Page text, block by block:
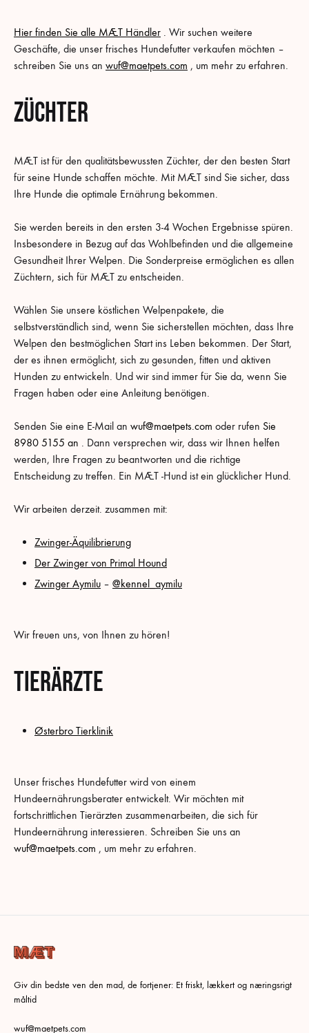
Hier finden Sie alle MÆT Händler . Wir suchen weitere
Geschäfte, die unser frisches Hundefutter verkaufen möchten –
schreiben Sie uns an wuf@maetpets.com , um mehr zu erfahren.
Züchter
MÆT ist für den qualitätsbewussten Züchter, der den besten Start
für seine Hunde schaffen möchte. Mit MÆT sind Sie sicher, dass
Ihre Hunde die optimale Ernährung bekommen.
Sie werden bereits in den ersten 3-4 Wochen Ergebnisse spüren.
Insbesondere in Bezug auf das Wohlbefinden und die allgemeine
Gesundheit Ihrer Welpen. Die Sonderpreise ermöglichen es allen
Züchtern, sich für MÆT zu entscheiden.
Wählen Sie unsere köstlichen Welpenpakete, die
selbstverständlich sind, wenn Sie sicherstellen möchten, dass Ihre
Welpen den bestmöglichen Start ins Leben bekommen. Der Start,
der es ihnen ermöglicht, sich zu gesunden, fitten und aktiven
Hunden zu entwickeln. Und wir sind immer für Sie da, wenn Sie
Fragen haben oder eine Anleitung benötigen.
Senden Sie eine E-Mail an wuf@maetpets.com oder rufen Sie
8980 5155 an . Dann versprechen wir, dass wir Ihnen helfen
werden, Ihre Fragen zu beantworten und die richtige
Entscheidung zu treffen. Ein MÆT -Hund ist ein glücklicher Hund.
Wir arbeiten derzeit. zusammen mit:
Zwinger-Äquilibrierung
Der Zwinger von Primal Hound
Zwinger Aymilu – @kennel_aymilu
Wir freuen uns, von Ihnen zu hören!
Tierärzte
Østerbro Tierklinik
Unser frisches Hundefutter wird von einem
Hundeernährungsberater entwickelt. Wir möchten mit
fortschrittlichen Tierärzten zusammenarbeiten, die sich für
Hundeernährung interessieren. Schreiben Sie uns an
wuf@maetpets.com , um mehr zu erfahren.
Giv din bedste ven den mad, de fortjener: Et friskt, lækkert og næringsrigt
måltid
wuf@maetpets.com